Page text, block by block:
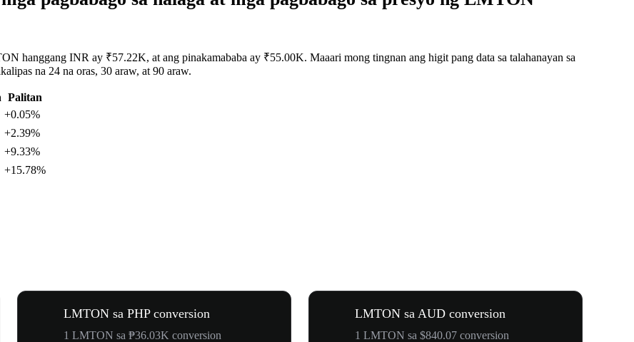
hanggang INR ay ₹57.22K, at ang pinakamababa ay ₹55.00K. Maaari mong tingnan ang higit pang data sa talahanayan sa
na 24 na oras, 30 araw, at 90 araw.
Palitan
+0.05%
+2.39%
+9.33%
+15.78%
LMTON sa PHP conversion
1 LMTON sa ₱36.03K conversion
LMTON sa AUD conversion
1 LMTON sa $840.07 conversion